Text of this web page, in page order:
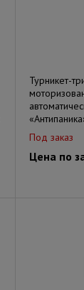
Турникет-
Под заказ
Цена по